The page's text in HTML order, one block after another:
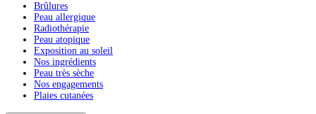
Brûlures
Peau allergique
Radiothérapie
Peau atopique
Exposition au soleil
Nos ingrédients
Peau très sèche
Nos engagements
Plaies cutanées